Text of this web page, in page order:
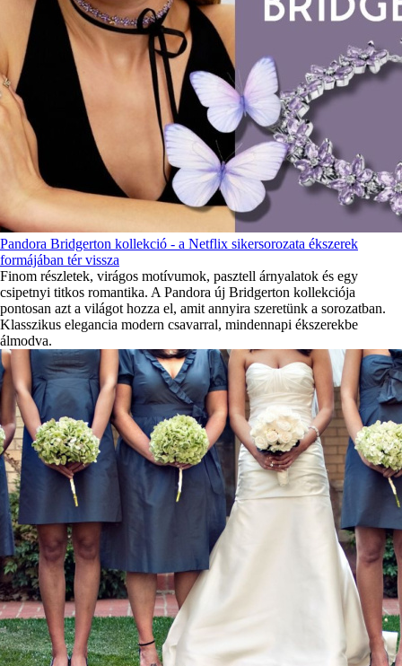
Pandora Bridgerton kollekció - a Netflix sikersorozata ékszerek
formájában tér vissza
Finom részletek, virágos motívumok, pasztell árnyalatok és egy
csipetnyi titkos romantika. A Pandora új Bridgerton kollekciója
pontosan azt a világot hozza el, amit annyira szeretünk a sorozatban.
Klasszikus elegancia modern csavarral, mindennapi ékszerekbe
álmodva.